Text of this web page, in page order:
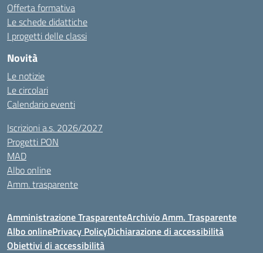
Offerta formativa
Le schede didattiche
I progetti delle classi
Novità
Le notizie
Le circolari
Calendario eventi
Iscrizioni a.s. 2026/2027
Progetti PON
MAD
Albo online
Amm. trasparente
Amministrazione TrasparenteArchivio Amm. Trasparente
Albo onlinePrivacy PolicyDichiarazione di accessibilità
Obiettivi di accessibilità